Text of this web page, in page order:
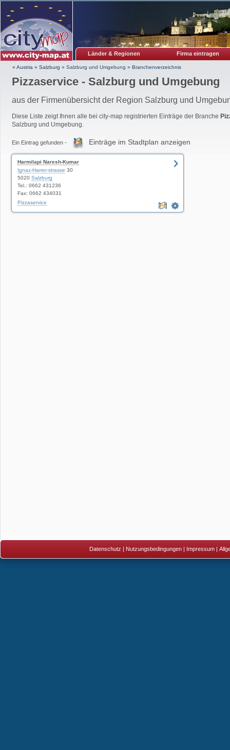
Länder & Regionen Firma eintragen
» Austria » Salzburg » Salzburg und Umgebung » Branchenverzeichnis
Pizzaservice - Salzburg und Umgebung
aus der Firmenübersicht der Region Salzburg und
Diese Liste zeigt Ihnen alle bei city-map registrierten Einträge der Branche
Salzburg und Umgebung.
Ein Eintrag gefunden - Einträge im Stadtplan anzeigen
Harmilapi Naresh-Kumar
Ignaz-Harrer-strasse 30
5020 Salzburg
Tel.: 0662 431236
Fax: 0662 434031
Pizzaservice
Datenschutz | Nutzungsbedingungen | Impressum |